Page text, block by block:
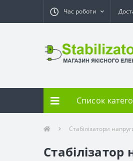
Час роботи
Список
Стабілізатори